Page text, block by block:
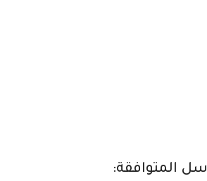
المتوافقة: